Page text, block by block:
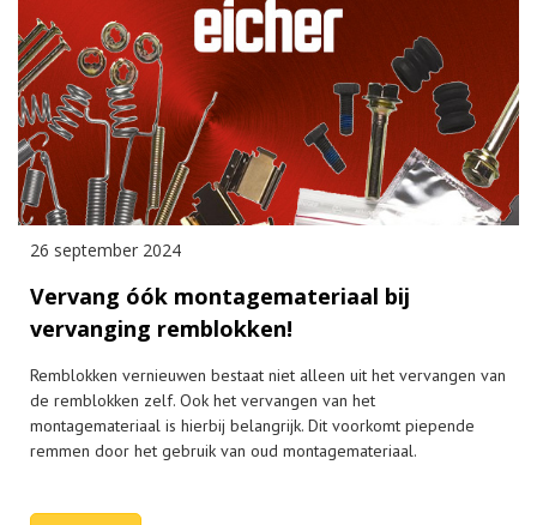
26 september 2024
Vervang óók montagemateriaal bij
vervanging remblokken!
Remblokken vernieuwen bestaat niet alleen uit het vervangen van
de remblokken zelf. Ook het vervangen van het
montagemateriaal is hierbij belangrijk. Dit voorkomt piepende
remmen door het gebruik van oud montagemateriaal.